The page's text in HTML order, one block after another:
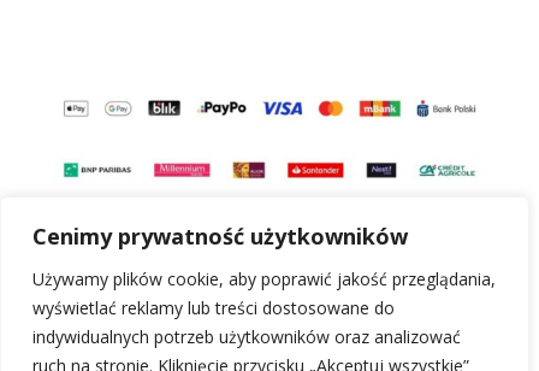
Cenimy prywatność użytkowników
Używamy plików cookie, aby poprawić jakość przeglądania,
wyświetlać reklamy lub treści dostosowane do
indywidualnych potrzeb użytkowników oraz analizować
ruch na stronie. Kliknięcie przycisku „Akceptuj wszystkie”